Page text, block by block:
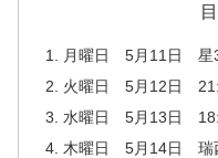
月曜日 5月11日 星3
火曜日 5月12日
水曜日 5月13日
木曜日 5月14日 瑞